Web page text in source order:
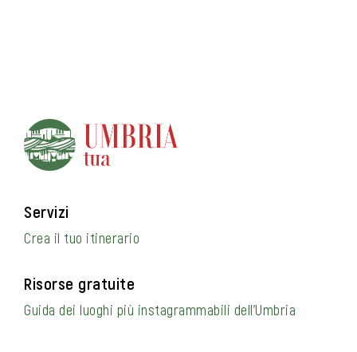
Servizi
Crea il tuo itinerario
Risorse gratuite
Guida dei luoghi più instagrammabili dell’Umbria